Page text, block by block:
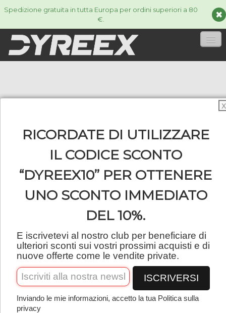
Spedizione gratuita in tutta Europa per ordini superiori a 80
€.
CORDE▼
0
Italiano
X
RICORDATE DI UTILIZZARE
IL CODICE SCONTO
“DYREEX10” PER OTTENERE
UNO SCONTO IMMEDIATO
DEL 10%.
E iscrivetevi al nostro club per beneficiare di
ulteriori sconti sui vostri prossimi acquisti e di
nuove offerte come le vendite private.
ISCRIVERSI
Inviando le mie informazioni, accetto la tua Politica sulla
privacy